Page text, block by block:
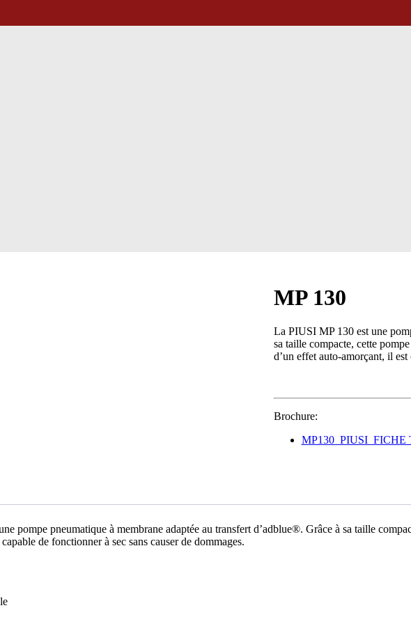
MP 130
La PIUSI MP 130 est une
sa taille compacte, cette
d’un effet auto-amorçant, il
Brochure:
pompe pneumatique à membrane adaptée au transfert d’adblue®. Grâce à sa taille
de fonctionner à sec sans causer de dommages.